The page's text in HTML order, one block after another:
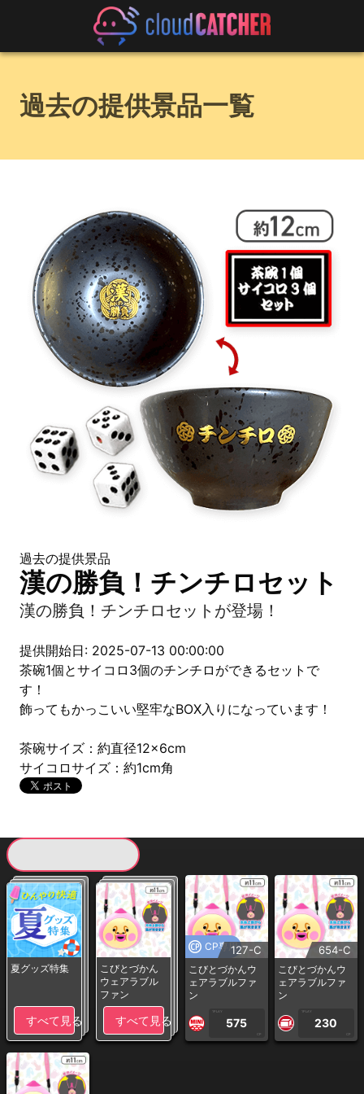
過去の提供景品一覧
過去の提供景品
漢の勝負！チンチロセット
漢の勝負！チンチロセットが登場！
提供開始日: 2025-07-13 00:00:00
茶碗1個とサイコロ3個のチンチロができるセットで
す！
飾ってもかっこいい堅牢なBOX入りになっています！
茶碗サイズ：約直径12×6cm
サイコロサイズ：約1cm角
夏グッズ特集
すべて見る
こびとづかん
ウェアラブル
ファン
すべて見る
CP専用127-C
こびとづかんウ
ェアラブルファ
ン
1PLAY
575
CP
654-C
こびとづかんウ
ェアラブルファ
ン
1PLAY
230
CP